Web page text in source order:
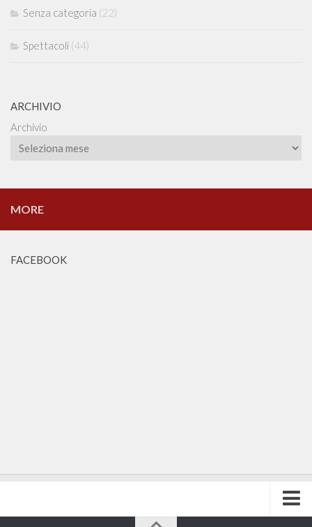
Senza categoria (22)
Spettacoli (44)
ARCHIVIO
Archivio
MORE
FACEBOOK